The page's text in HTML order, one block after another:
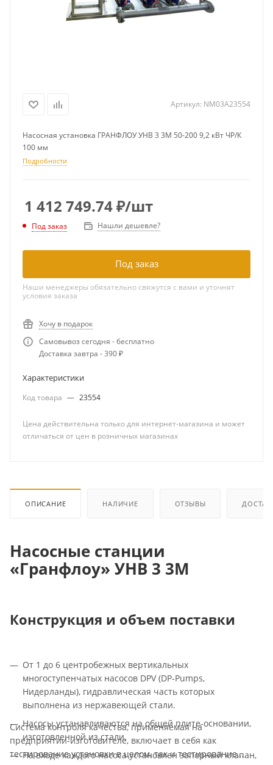
Артикул: NM03A23554
Насосная установка ГРАНФЛОУ УНВ 3 3М 50-200 9,2 кВт ЧР/К
100 мм
Подробности
1 412 749.74₽/шт
Под заказ Нашли дешевле?
Под заказ
Наши менеджеры обязательно свяжутся с вами и уточнят
условия заказа
Хочу в подарок
Самовывоз сегодня - бесплатно
Доставка завтра - 390 ₽
Характеристики
Код товара — 23554
Цена действительна только для интернет-магазина и может
отличаться от цен в розничных магазинах
ОПИСАНИЕ НАЛИЧИЕ ОТЗЫВЫ
Насосные станции
«Гранфлоу» УНВ 3 3М
Конструкция и объем поставки
От 1 до 6 центробежных вертикальных
многоступенчатых насосов DPV (DP-Pumps,
Нидерланды), гидравлическая часть которых
выполнена из нержавеющей стали.
Насосы устанавливаются на общей плите-основании,
изготовленной из стали.
На входе каждого насоса установлен запорный клапан,
Система контроля качества, применяемая на
предприятии-изготовителе, включает в себя как
тестирование установки в целом, так и тестирование